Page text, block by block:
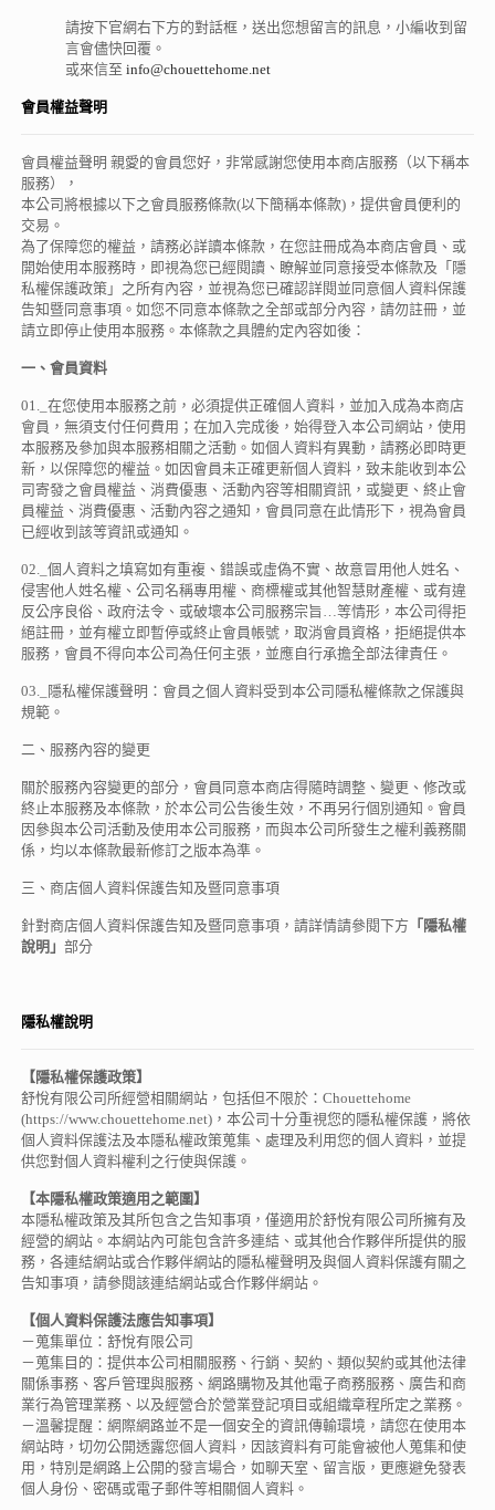
請按下官網右下方的對話框，送出您想留言的訊息，小編收到留
言會儘快回覆。
或來信至info@chouettehome.net
會員權益聲明
會員權益聲明 親愛的會員您好，非常感謝您使用本商店服務（以下稱本
服務），
本公司將根據以下之會員服務條款(以下簡稱本條款)，提供會員便利的
交易。
為了保障您的權益，請務必詳讀本條款，在您註冊成為本商店會員、或
開始使用本服務時，即視為您已經閱讀、瞭解並同意接受本條款及「隱
私權保護政策」之所有內容，並視為您已確認詳閱並同意個人資料保護
告知暨同意事項。如您不同意本條款之全部或部分內容，請勿註冊，並
請立即停止使用本服務。本條款之具體約定內容如後：
一、會員資料
01._在您使用本服務之前，必須提供正確個人資料，並加入成為本商店
會員，無須支付任何費用；在加入完成後，始得登入本公司網站，使用
本服務及參加與本服務相關之活動。如個人資料有異動，請務必即時更
新，以保障您的權益。如因會員未正確更新個人資料，致未能收到本公
司寄發之會員權益、消費優惠、活動內容等相關資訊，或變更、終止會
員權益、消費優惠、活動內容之通知，會員同意在此情形下，視為會員
已經收到該等資訊或通知。
02._個人資料之填寫如有重複、錯誤或虛偽不實、故意冒用他人姓名、
侵害他人姓名權、公司名稱專用權、商標權或其他智慧財產權、或有違
反公序良俗、政府法令、或破壞本公司服務宗旨…等情形，本公司得拒
絕註冊，並有權立即暫停或終止會員帳號，取消會員資格，拒絕提供本
服務，會員不得向本公司為任何主張，並應自行承擔全部法律責任。
03._隱私權保護聲明：會員之個人資料受到本公司隱私權條款之保護與
規範。
二、服務內容的變更
關於服務內容變更的部分，會員同意本商店得隨時調整、變更、修改或
終止本服務及本條款，於本公司公告後生效，不再另行個別通知。會員
因參與本公司活動及使用本公司服務，而與本公司所發生之權利義務關
係，均以本條款最新修訂之版本為準。
三、商店個人資料保護告知及暨同意事項
針對商店個人資料保護告知及暨同意事項，請詳情請參閱下方 「隱私權
說明」部分
隱私權說明
【隱私權保護政策】
舒悅有限公司所經營相關網站，包括但不限於：Chouettehome
(https://www.chouettehome.net)，本公司十分重視您的隱私權保護，將依
個人資料保護法及本隱私權政策蒐集、處理及利用您的個人資料，並提
供您對個人資料權利之行使與保護。
【本隱私權政策適用之範圍】
本隱私權政策及其所包含之告知事項，僅適用於舒悅有限公司所擁有及
經營的網站。本網站內可能包含許多連結、或其他合作夥伴所提供的服
務，各連結網站或合作夥伴網站的隱私權聲明及與個人資料保護有關之
告知事項，請參閱該連結網站或合作夥伴網站。
【個人資料保護法應告知事項】
－蒐集單位：舒悅有限公司
－蒐集目的：提供本公司相關服務、行銷、契約、類似契約或其他法律
關係事務、客戶管理與服務、網路購物及其他電子商務服務、廣告和商
業行為管理業務、以及經營合於營業登記項目或組織章程所定之業務。
－溫馨提醒：網際網路並不是一個安全的資訊傳輸環境，請您在使用本
網站時，切勿公開透露您個人資料，因該資料有可能會被他人蒐集和使
用，特別是網路上公開的發言場合，如聊天室、留言版，更應避免發表
個人身份、密碼或電子郵件等相關個人資料。